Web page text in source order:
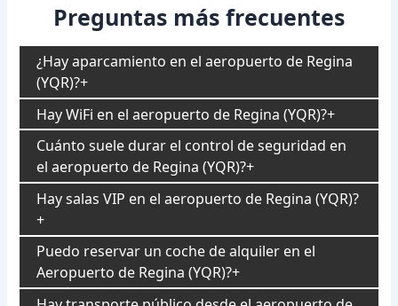
Preguntas más frecuentes
¿Hay aparcamiento en el aeropuerto de Regina
(YQR)?
Hay WiFi en el aeropuerto de Regina (YQR)?
Cuánto suele durar el control de seguridad en
el aeropuerto de Regina (YQR)?
Hay salas VIP en el aeropuerto de Regina (YQR)?
Puedo reservar un coche de alquiler en el
Aeropuerto de Regina (YQR)?